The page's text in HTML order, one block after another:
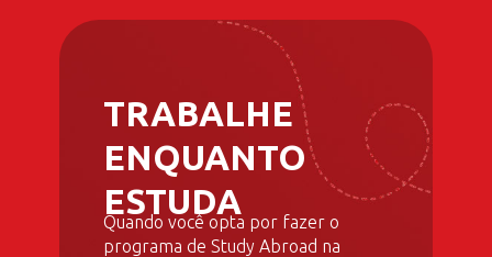
TRABALHE
ENQUANTO
ESTUDA
Quando você opta por fazer o
programa de Study Abroad na